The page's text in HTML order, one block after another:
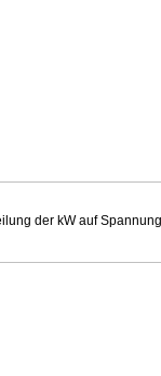
der kW auf